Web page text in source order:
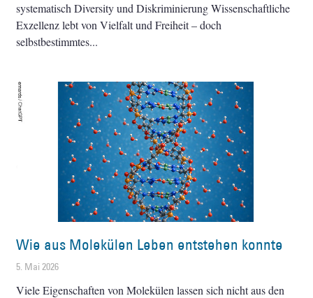
systematisch Diversity und Diskriminierung Wissenschaftliche
Exzellenz lebt von Vielfalt und Freiheit – doch
selbstbestimmtes
Wie aus Molekülen Leben entstehen konnte
5. Mai 2026
Viele Eigenschaften von Molekülen lassen sich nicht aus den